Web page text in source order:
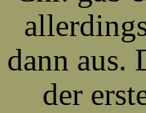
dann aus.
der